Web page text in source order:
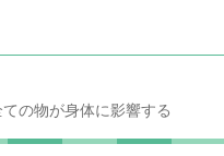
の物が身体に影響する